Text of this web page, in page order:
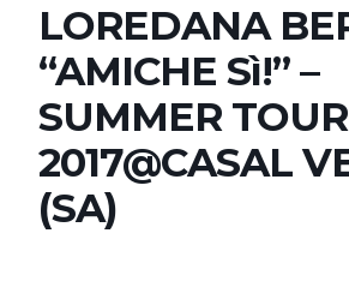
LOREDANA
“AMICHE Sì!” –
SUMMER TOUR
2017@CASAL
(SA)